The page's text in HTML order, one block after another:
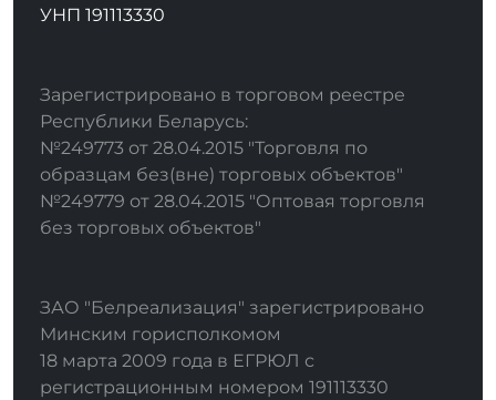
УНП 191113330
Зарегистрировано в торговом реестре
Республики Беларусь:
№249773 от 28.04.2015 "Торговля по
образцам без(вне) торговых объектов"
№249779 от 28.04.2015 "Оптовая торговля
без торговых объектов"
ЗАО "Белреализация" зарегистрировано
Минским горисполкомом
18 марта 2009 года в ЕГРЮЛ с
регистрационным номером 191113330